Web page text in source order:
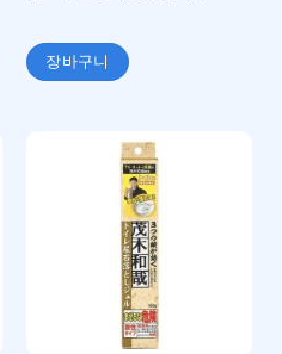
장바구니